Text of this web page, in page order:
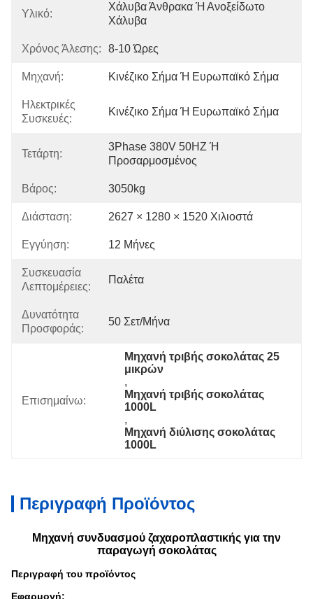
Υλικό:
Χάλυβα Άνθρακα Ή Ανοξείδωτο
Χάλυβα
Χρόνος Άλεσης: 8-10 Ώρες
Μηχανή: Κινέζικο Σήμα Ή Ευρωπαϊκό Σήμα
Ηλεκτρικές
Συσκευές:
Κινέζικο Σήμα Ή Ευρωπαϊκό Σήμα
Τετάρτη:
3Phase 380V 50HZ Ή
Προσαρμοσμένος
Βάρος: 3050kg
Διάσταση: 2627 × 1280 × 1520 Χιλιοστά
Εγγύηση: 12 Μήνες
Συσκευασία
Λεπτομέρειες:
Παλέτα
Δυνατότητα
Προσφοράς:
50 Σετ/μήνα
Επισημαίνω:
Μηχανή τριβής σοκολάτας 25
μικρών
,
Μηχανή τριβής σοκολάτας
1000L
,
Μηχανή διύλισης σοκολάτας
1000L
Περιγραφή Προϊόντος
Μηχανή συνδυασμού ζαχαροπλαστικής για την
παραγωγή σοκολάτας
Περιγραφή του προϊόντος
Εφαρμογή: